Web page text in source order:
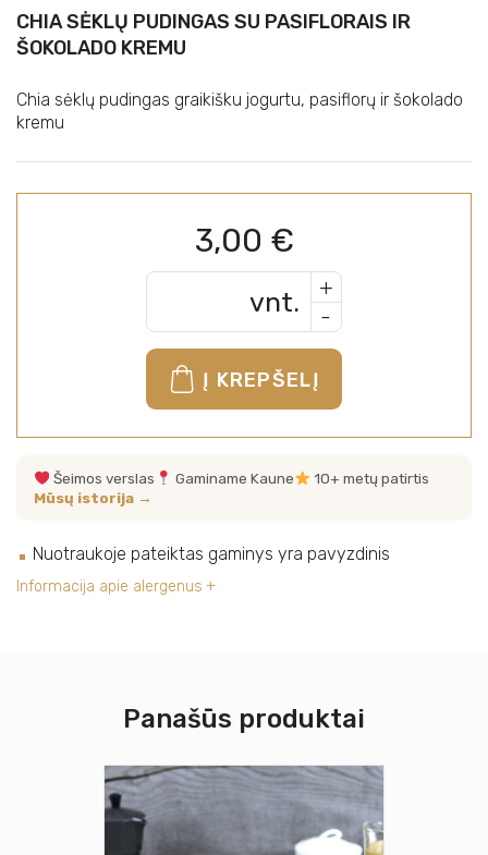
CHIA SĖKLŲ PUDINGAS SU PASIFLORAIS IR
ŠOKOLADO KREMU
Chia sėklų pudingas graikišku jogurtu, pasiflorų ir šokolado
kremu
3,00 €
vnt.
+
-
Į KREPŠELĮ
Šeimos verslas Gaminame Kaune
10+ metų patirtis
Mūsų istorija →
Nuotraukoje pateiktas gaminys yra pavyzdinis
Informacija apie alergenus
Panašūs produktai